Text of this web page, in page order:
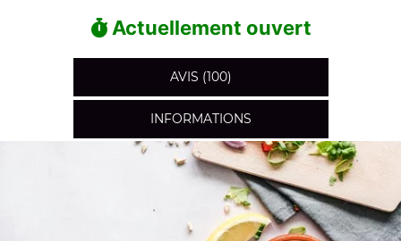
Actuellement ouvert
AVIS (100)
INFORMATIONS